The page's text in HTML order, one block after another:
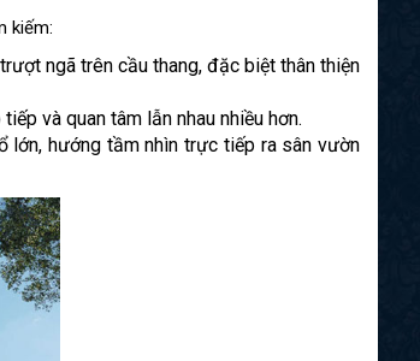
kiếm:
ngã trên cầu thang, đặc biệt thân thiện
và quan tâm lẫn nhau nhiều hơn.
lớn, hướng tầm nhìn trực tiếp ra sân vườn